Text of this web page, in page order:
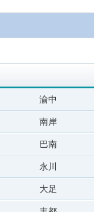
渝中
南岸
巴南
永川
大足